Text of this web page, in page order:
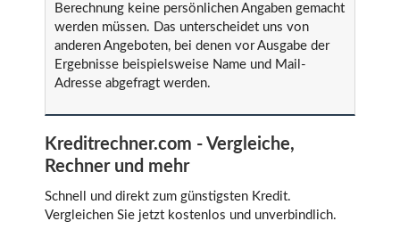
Berechnung keine persönlichen Angaben gemacht
werden müssen. Das unterscheidet uns von
anderen Angeboten, bei denen vor Ausgabe der
Ergebnisse beispielsweise Name und Mail-
Adresse abgefragt werden.
Kreditrechner.com - Vergleiche,
Rechner und mehr
Schnell und direkt zum günstigsten Kredit.
Vergleichen Sie jetzt kostenlos und unverbindlich.